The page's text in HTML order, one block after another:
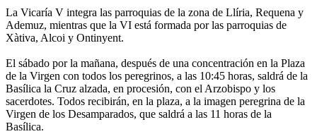
La Vicaría V integra las parroquias de la zona de Llíria, Requena y
Ademuz, mientras que la VI está formada por las parroquias de
Xàtiva, Alcoi y Ontinyent.
El sábado por la mañana, después de una concentración en la Plaza
de la Virgen con todos los peregrinos, a las 10:45 horas, saldrá de la
Basílica la Cruz alzada, en procesión, con el Arzobispo y los
sacerdotes. Todos recibirán, en la plaza, a la imagen peregrina de la
Virgen de los Desamparados, que saldrá a las 11 horas de la
Basílica.